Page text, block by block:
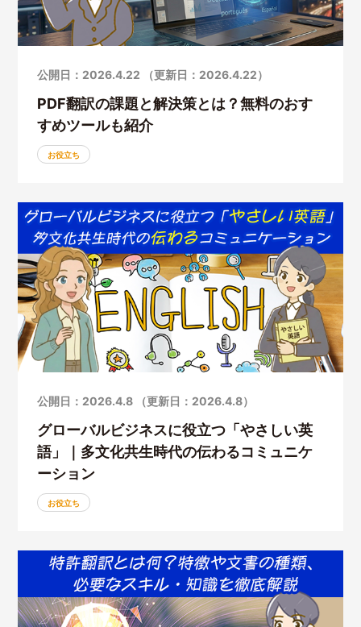
公開日：2026.4.22 （更新日：2026.4.22）
PDF翻訳の課題と解決策とは？無料のおす
すめツールも紹介
お役立ち
公開日：2026.4.8 （更新日：2026.4.8）
グローバルビジネスに役立つ「やさしい英
語」｜多文化共生時代の伝わるコミュニケ
ーション
お役立ち